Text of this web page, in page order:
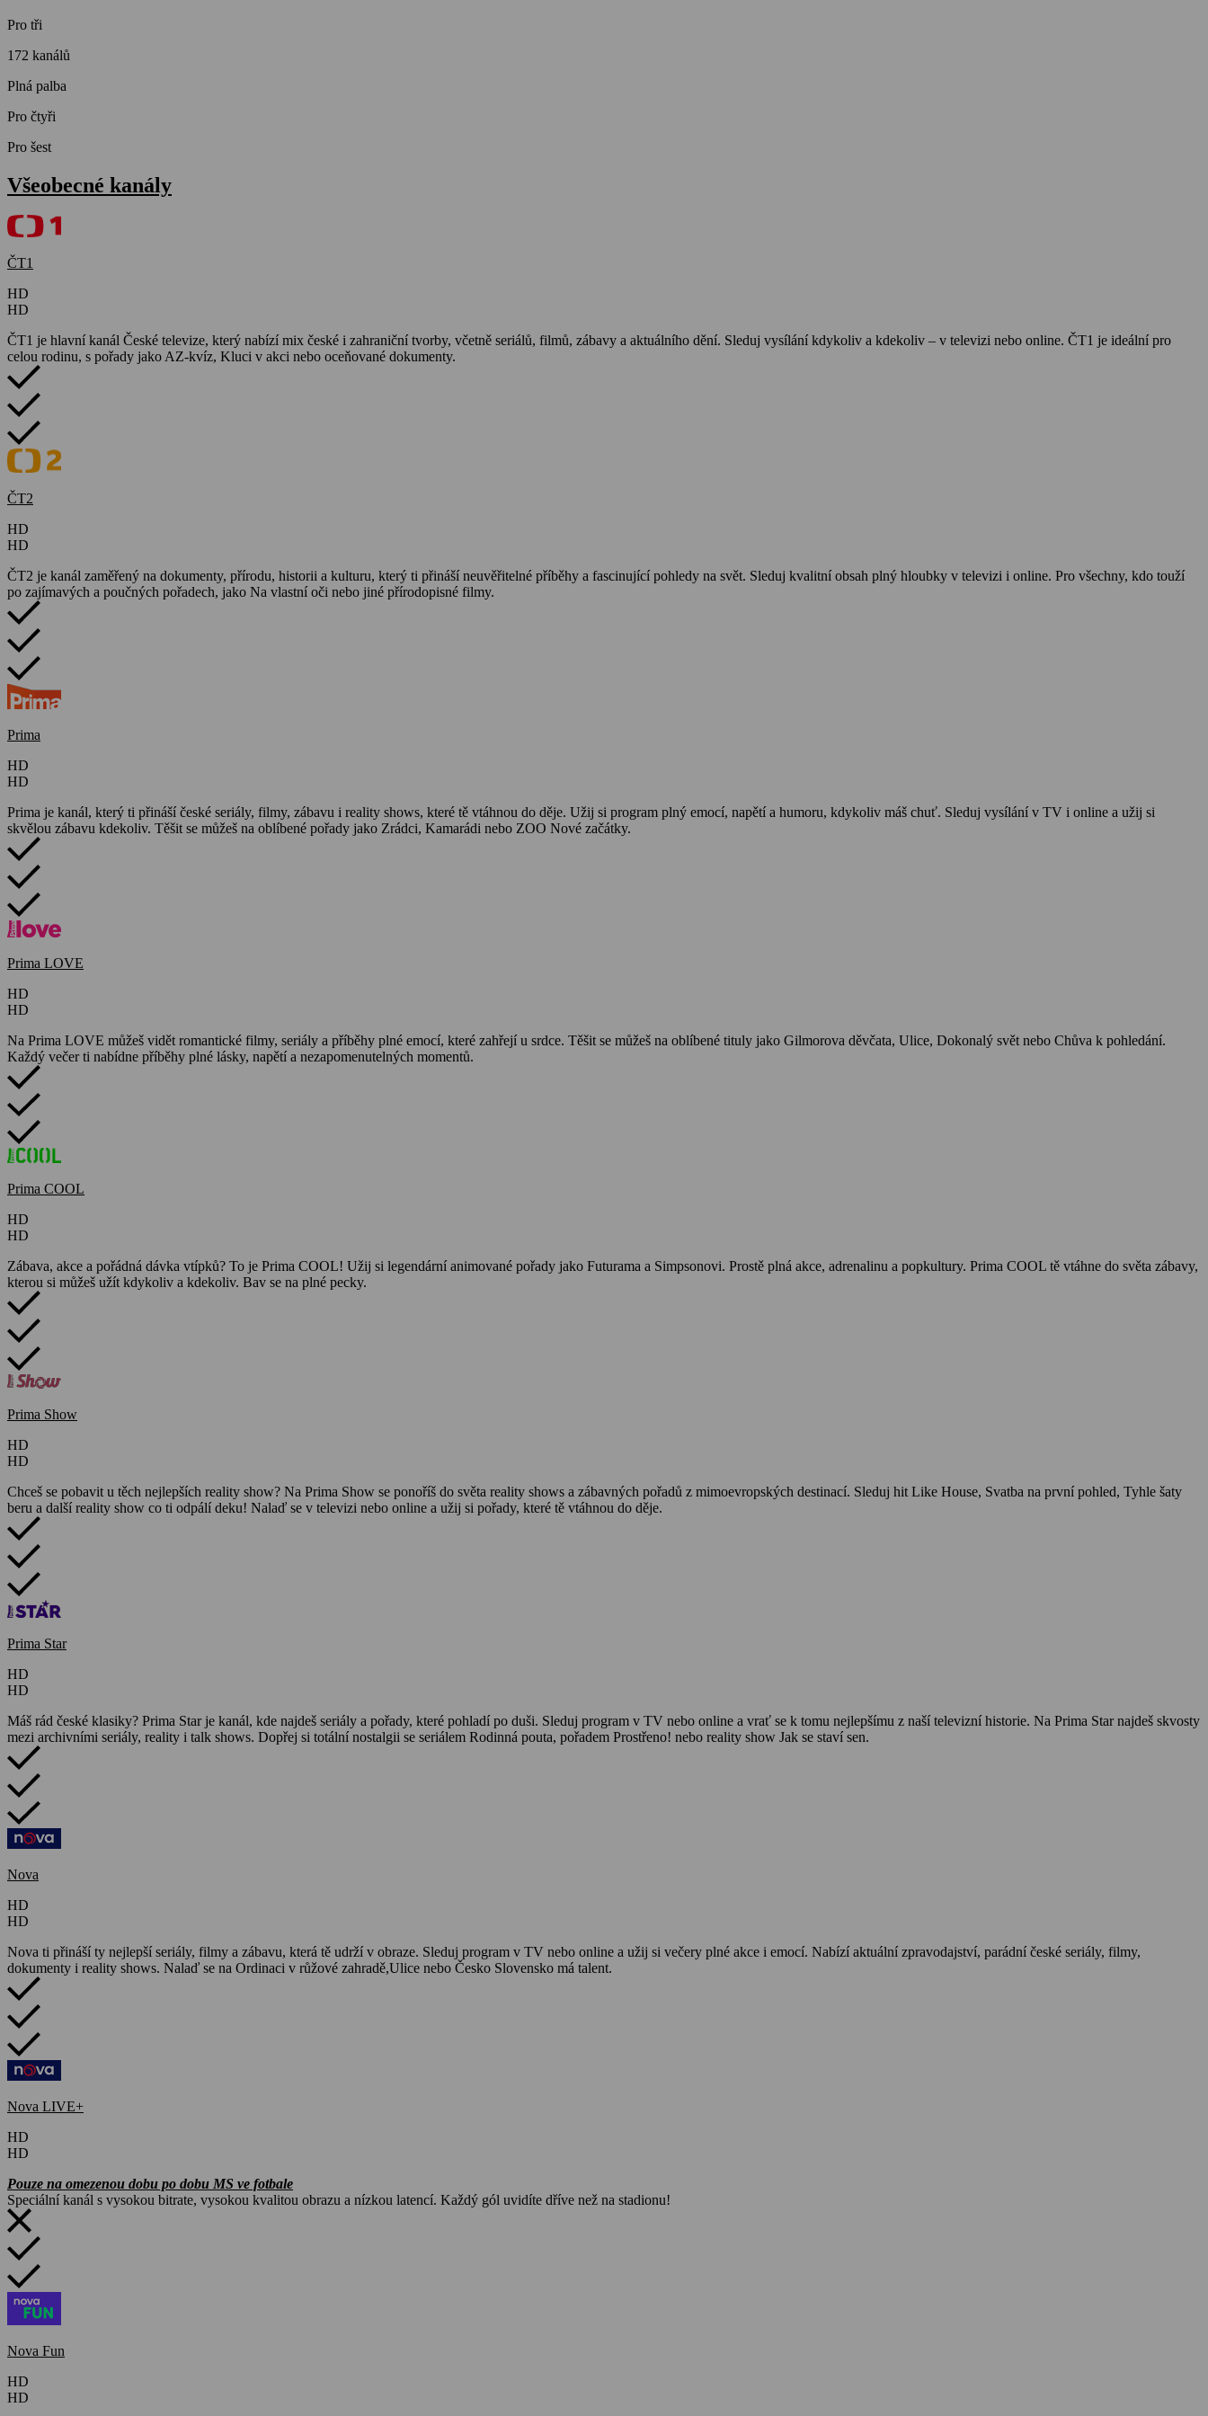
Pro tři
172 kanálů
Plná palba
Pro čtyři
Pro šest
Všeobecné kanály
ČT1
HD
HD
ČT1 je hlavní kanál České televize, který nabízí mix české i zahraniční tvorby, včetně seriálů, filmů, zábavy a aktuálního dění. Sleduj vysílání kdykoliv a kdekoliv – v televizi nebo online. ČT1 je ideální pro
celou rodinu, s pořady jako AZ-kvíz, Kluci v akci nebo oceňované dokumenty.
ČT2
HD
HD
ČT2 je kanál zaměřený na dokumenty, přírodu, historii a kulturu, který ti přináší neuvěřitelné příběhy a fascinující pohledy na svět. Sleduj kvalitní obsah plný hloubky v televizi i online. Pro všechny, kdo touží
po zajímavých a poučných pořadech, jako Na vlastní oči nebo jiné přírodopisné filmy.
Prima
HD
HD
Prima je kanál, který ti přináší české seriály, filmy, zábavu i reality shows, které tě vtáhnou do děje. Užij si program plný emocí, napětí a humoru, kdykoliv máš chuť. Sleduj vysílání v TV i online a užij si
skvělou zábavu kdekoliv. Těšit se můžeš na oblíbené pořady jako Zrádci, Kamarádi nebo ZOO Nové začátky.
Prima LOVE
HD
HD
Na Prima LOVE můžeš vidět romantické filmy, seriály a příběhy plné emocí, které zahřejí u srdce. Těšit se můžeš na oblíbené tituly jako Gilmorova děvčata, Ulice, Dokonalý svět nebo Chůva k pohledání.
Každý večer ti nabídne příběhy plné lásky, napětí a nezapomenutelných momentů.
Prima COOL
HD
HD
Zábava, akce a pořádná dávka vtípků? To je Prima COOL! Užij si legendární animované pořady jako Futurama a Simpsonovi. Prostě plná akce, adrenalinu a popkultury. Prima COOL tě vtáhne do světa zábavy,
kterou si můžeš užít kdykoliv a kdekoliv. Bav se na plné pecky.
Prima Show
HD
HD
Chceš se pobavit u těch nejlepších reality show? Na Prima Show se ponoříš do světa reality shows a zábavných pořadů z mimoevropských destinací. Sleduj hit Like House, Svatba na první pohled, Tyhle šaty
beru a další reality show co ti odpálí deku! Nalaď se v televizi nebo online a užij si pořady, které tě vtáhnou do děje.
Prima Star
HD
HD
Máš rád české klasiky? Prima Star je kanál, kde najdeš seriály a pořady, které pohladí po duši. Sleduj program v TV nebo online a vrať se k tomu nejlepšímu z naší televizní historie. Na Prima Star najdeš skvosty
mezi archivními seriály, reality i talk shows. Dopřej si totální nostalgii se seriálem Rodinná pouta, pořadem Prostřeno! nebo reality show Jak se staví sen.
Nova
HD
HD
Nova ti přináší ty nejlepší seriály, filmy a zábavu, která tě udrží v obraze. Sleduj program v TV nebo online a užij si večery plné akce i emocí. Nabízí aktuální zpravodajství, parádní české seriály, filmy,
dokumenty i reality shows. Nalaď se na Ordinaci v růžové zahradě,Ulice nebo Česko Slovensko má talent.
Nova LIVE+
HD
HD
Pouze na omezenou dobu po dobu MS ve fotbale
Speciální kanál s vysokou bitrate, vysokou kvalitou obrazu a nízkou latencí. Každý gól uvidíte dříve než na stadionu!
Nova Fun
HD
HD